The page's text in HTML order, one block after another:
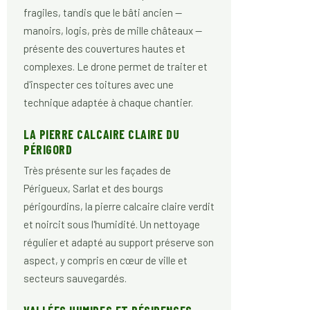
fragiles, tandis que le bâti ancien —
manoirs, logis, près de mille châteaux —
présente des couvertures hautes et
complexes. Le drone permet de traiter et
d'inspecter ces toitures avec une
technique adaptée à chaque chantier.
LA PIERRE CALCAIRE CLAIRE DU
PÉRIGORD
Très présente sur les façades de
Périgueux, Sarlat et des bourgs
périgourdins, la pierre calcaire claire verdit
et noircit sous l'humidité. Un nettoyage
régulier et adapté au support préserve son
aspect, y compris en cœur de ville et
secteurs sauvegardés.